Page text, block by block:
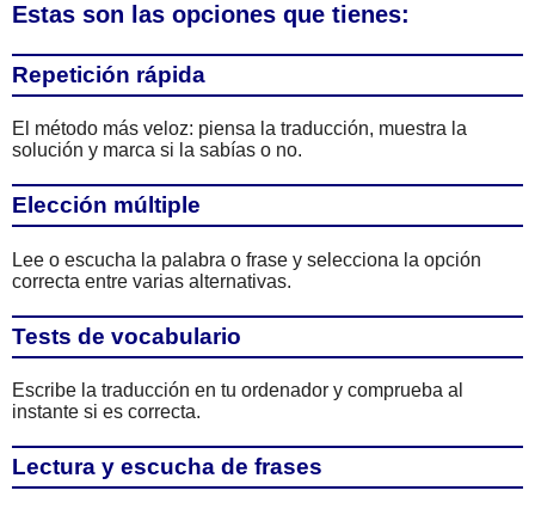
Estas son las opciones que tienes:
Repetición rápida
El método más veloz: piensa la traducción, muestra la
solución y marca si la sabías o no.
Elección múltiple
Lee o escucha la palabra o frase y selecciona la opción
correcta entre varias alternativas.
Tests de vocabulario
Escribe la traducción en tu ordenador y comprueba al
instante si es correcta.
Lectura y escucha de frases